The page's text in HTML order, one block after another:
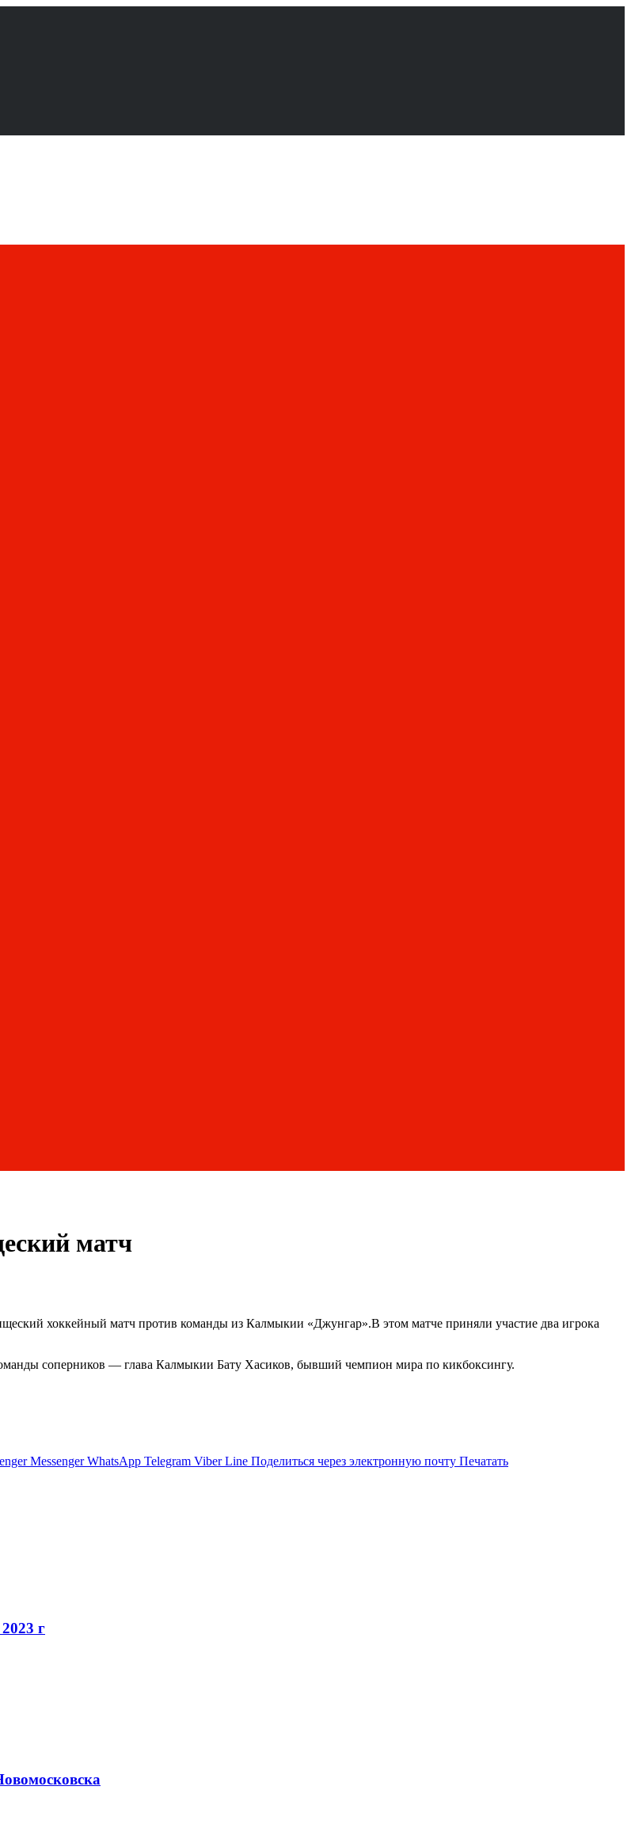
матч
хоккейный матч против команды из Калмыкии «Джунгар».В этом матче приняли участие два игрока
соперников — глава Калмыкии Бату Хасиков, бывший чемпион мира по кикбоксингу.
Messenger WhatsApp Telegram Viber Line Поделиться через электронную почту Печатать
г